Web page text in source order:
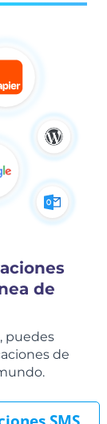
de
puedes
de